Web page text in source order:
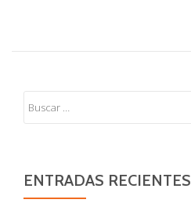
ENTRADAS RECIENTES